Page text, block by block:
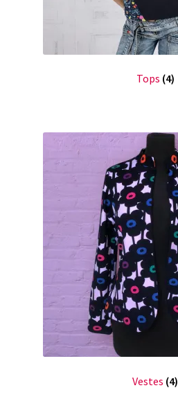
Tops (4)
Vestes (4)